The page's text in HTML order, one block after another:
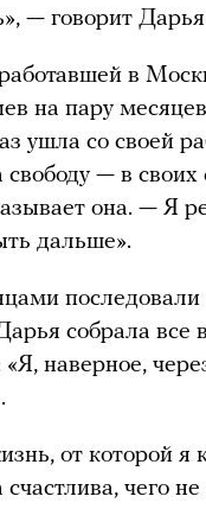
— говорит
в
на пару
ушла со своей
свободу — в
она. — Я
дальше».
последовали
собрала все
наверное,
от которой
чего не